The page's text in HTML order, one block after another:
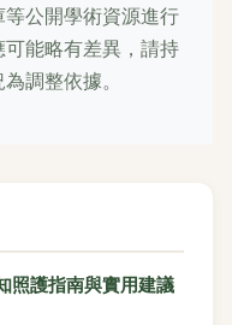
公開學術資源進行
能略有差異，請持
調整依據。
照護指南與實用建議